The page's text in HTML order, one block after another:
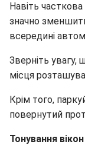
Навіть
значно
всередині
Зверніть увагу,
місця
Крім того,
повернутий
Тонування вікон